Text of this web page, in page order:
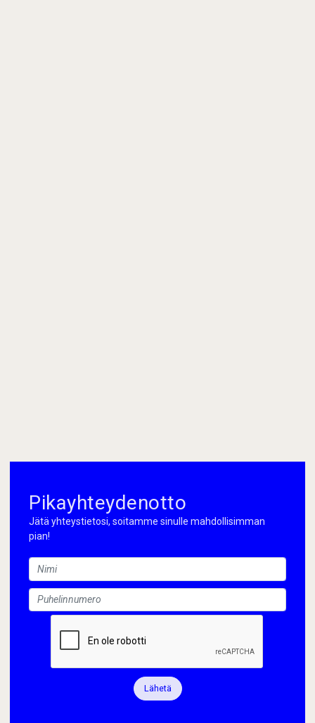
Pikayhteydenotto
Jätä yhteystietosi, soitamme sinulle mahdollisimman
pian!
Lähetä